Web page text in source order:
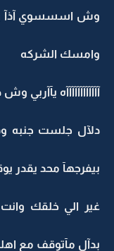
وش اسسسوي آذآ
وامسك الشركه
آآآآآآآآآآآآه
دلآل جلست جنبه
بيفرجهآ محد يقدر
غير الي خلقك
بدآل مآتوقف مع